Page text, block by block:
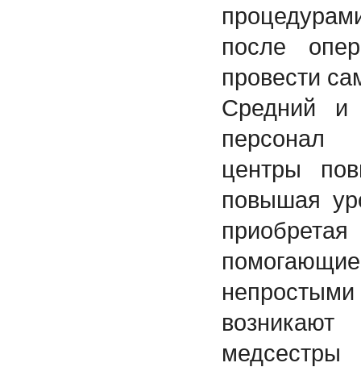
после
провести
Средний и
персонал
центры
повышая